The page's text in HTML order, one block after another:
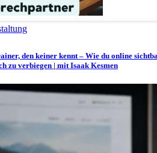
den keiner kennt – Wie du online
zu verbiegen | mit Isaak Kesmen